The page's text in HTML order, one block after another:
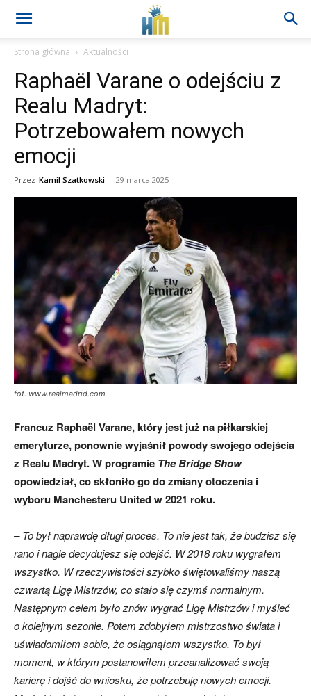
Strona główna Aktualności
Raphaël Varane o odejściu z
Realu Madryt:
Potrzebowałem nowych
emocji
Przez Kamil Szatkowski - 29 marca 2025
fot. www.realmadrid.com
Francuz Raphaël Varane, który jest już na piłkarskiej
emeryturze, ponownie wyjaśnił powody swojego odejścia
z Realu Madryt. W programie The Bridge Show
opowiedział, co skłoniło go do zmiany otoczenia i
wyboru Manchesteru United w 2021 roku.
– To był naprawdę długi proces. To nie jest tak, że budzisz się
rano i nagle decydujesz się odejść. W 2018 roku wygrałem
wszystko. W rzeczywistości szybko świętowaliśmy naszą
czwartą Ligę Mistrzów, co stało się czymś normalnym.
Następnym celem było znów wygrać Ligę Mistrzów i myśleć
o kolejnym sezonie. Potem zdobyłem mistrzostwo świata i
uświadomiłem sobie, że osiągnąłem wszystko. To był
moment, w którym postanowiłem przeanalizować swoją
karierę i dojść do wniosku, że potrzebuję nowych emocji.